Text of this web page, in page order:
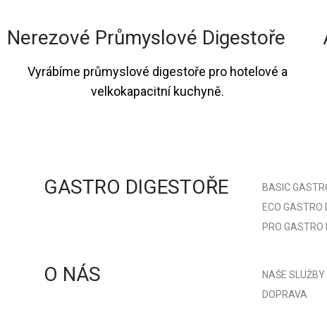
Nerezové Průmyslové Digestoře
Vyrábíme průmyslové digestoře pro hotelové a
velkokapacitní kuchyně.
GASTRO DIGESTOŘE
BASIC
ECO GASTRO
PRO GASTRO
O NÁS
NAŠE SLUŽBY
DOPRAVA